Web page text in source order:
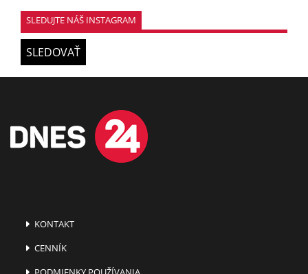
SLEDUJTE NÁŠ INSTAGRAM
SLEDOVAŤ
KONTAKT
CENNÍK